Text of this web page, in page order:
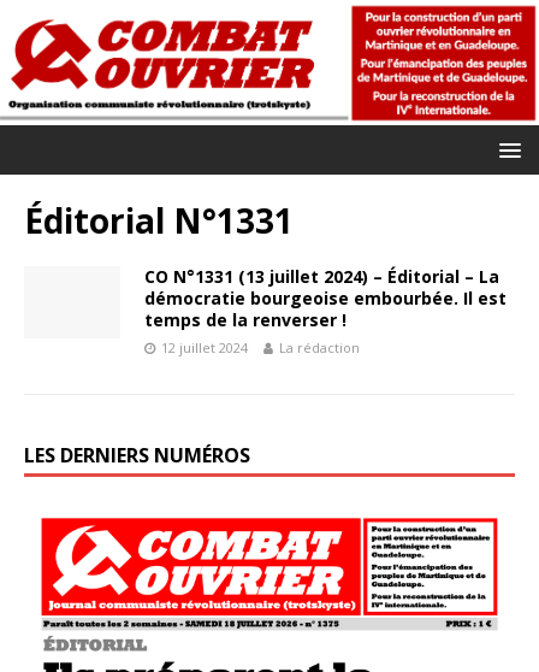
Éditorial N°1331
CO N°1331 (13 juillet 2024) – Éditorial – La
démocratie bourgeoise embourbée. Il est
temps de la renverser !
12 juillet 2024 La rédaction
LES DERNIERS NUMÉROS